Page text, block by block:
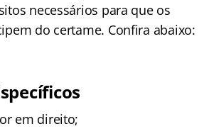
necessários para que os
do certame. Confira abaixo:
em direito;